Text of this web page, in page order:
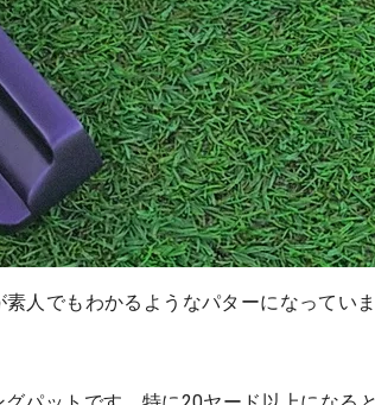
人でもわかるようなパターになっていま